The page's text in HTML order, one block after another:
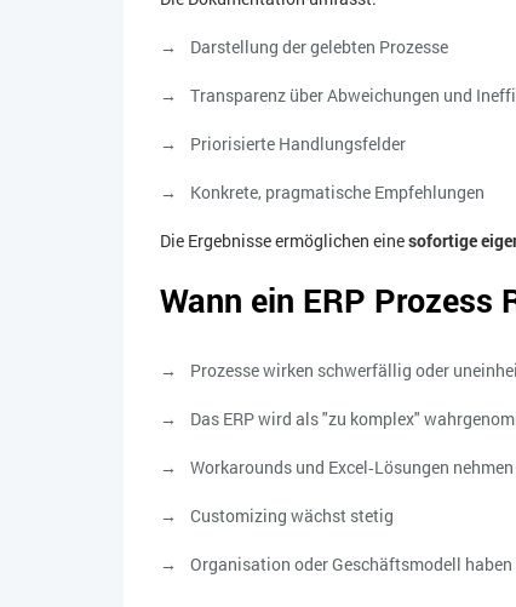
Darstellung der gelebten Prozesse
Transparenz über Abweichungen und
Priorisierte Handlungsfelder
Konkrete, pragmatische Empfehlungen
Die Ergebnisse ermöglichen einesofortige
Wann ein ERP Prozess
Prozesse wirken schwerfällig oder
Das ERP wird als "zu komplex"
Workarounds und Excel‑Lösungen
Customizing wächst stetig
Organisation oder Geschäftsmodell